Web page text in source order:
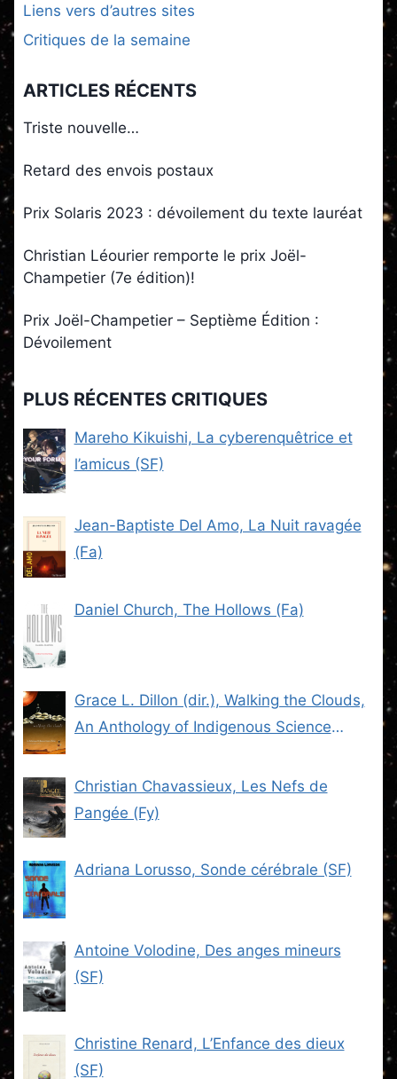
Liens vers d’autres sites
Critiques de la semaine
ARTICLES RÉCENTS
Triste nouvelle…
Retard des envois postaux
Prix Solaris 2023 : dévoilement du texte lauréat
Christian Léourier remporte le prix Joël-
Champetier (7e édition)!
Prix Joël-Champetier – Septième Édition :
Dévoilement
PLUS RÉCENTES CRITIQUES
Mareho Kikuishi, La cyberenquêtrice et
l’amicus (SF)
Jean-Baptiste Del Amo, La Nuit ravagée
(Fa)
Daniel Church, The Hollows (Fa)
Grace L. Dillon (dir.), Walking the Clouds,
An Anthology of Indigenous Science
Christian Chavassieux, Les Nefs de
Pangée (Fy)
Adriana Lorusso, Sonde cérébrale (SF)
Antoine Volodine, Des anges mineurs
(SF)
Christine Renard, L’Enfance des dieux
(SF)